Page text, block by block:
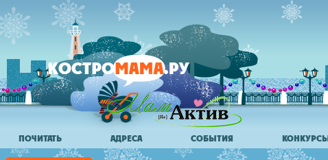
ПОЧИТАТЬ АДРЕСА СОБЫТИЯ КОНКУРСЫ